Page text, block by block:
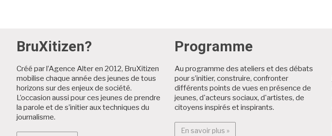
BruXitizen?
Créé par l’Agence Alter en 2012, BruXitizen
mobilise chaque année des jeunes de tous
horizons sur des enjeux de société.
L’occasion aussi pour ces jeunes de prendre
la parole et de s’initier aux techniques du
journalisme.
Programme
Au programme des ateliers et des débats
pour s’initier, construire, confronter
différents points de vues en présence de
jeunes, d'acteurs sociaux, d'artistes, de
citoyens inspirés et inspirants.
En savoir plus »En savoir plus : Programme